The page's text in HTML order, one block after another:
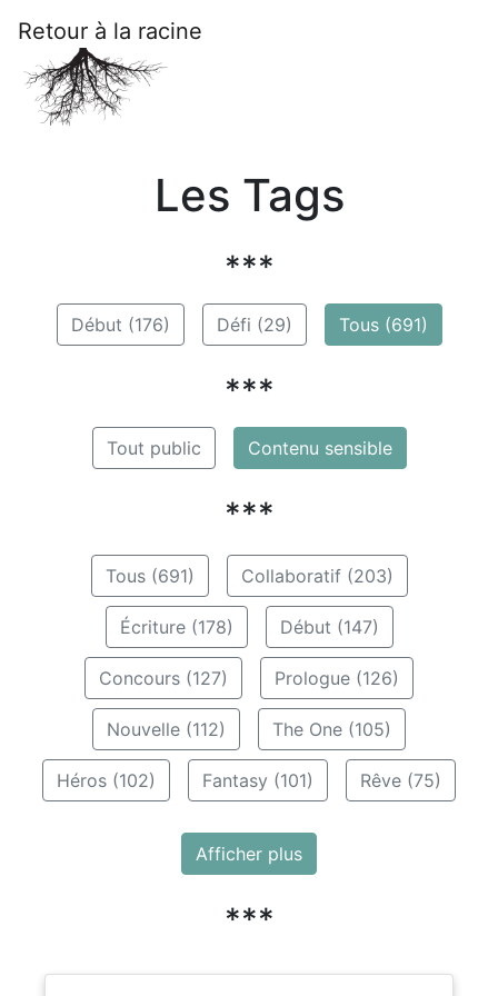
Retour à la racine
Les Tags
***
Début (176) Défi (29) Tous (691)
***
Tout public Contenu sensible
***
Tous (691) Collaboratif (203)
Écriture (178) Début (147)
Concours (127) Prologue (126)
Nouvelle (112) The One (105)
Héros (102) Fantasy (101) Rêve (75)
Afficher plus
***